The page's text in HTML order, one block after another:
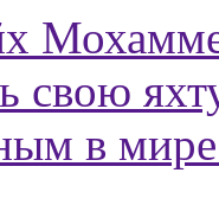
свою
в